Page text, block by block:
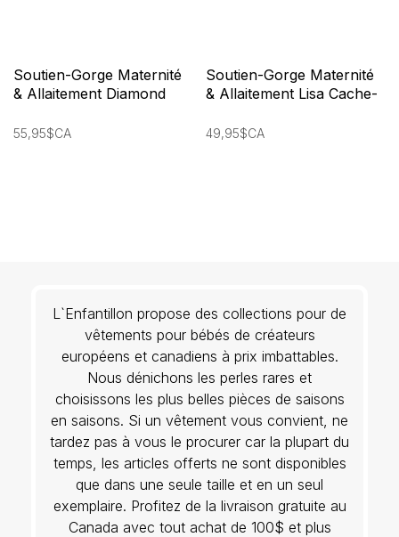
Soutien-Gorge Maternité
& Allaitement Diamond
55,95$CA
Soutien-Gorge Maternité
& Allaitement Lisa Cache-
49,95$CA
L`Enfantillon propose des collections pour de
vêtements pour bébés de créateurs
européens et canadiens à prix imbattables.
Nous dénichons les perles rares et
choisissons les plus belles pièces de saisons
en saisons. Si un vêtement vous convient, ne
tardez pas à vous le procurer car la plupart du
temps, les articles offerts ne sont disponibles
que dans une seule taille et en un seul
exemplaire. Profitez de la livraison gratuite au
Canada avec tout achat de 100$ et plus